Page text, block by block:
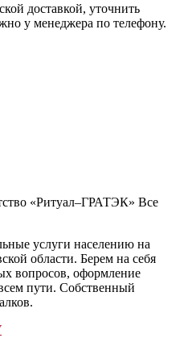
доставкой, уточнить
у менеджера по телефону.
«Ритуал–ГРАТЭК» Все
услуги населению на
области. Берем на себя
вопросов, оформление
пути. Собственный